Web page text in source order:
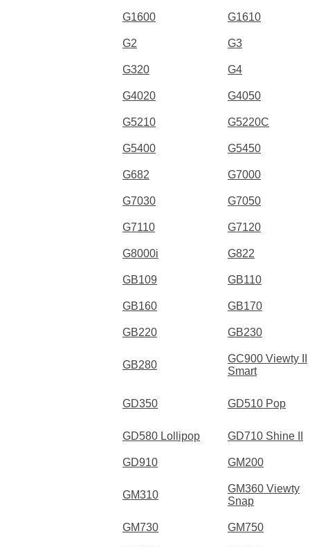
G1600 G1610
G2 G3
G320 G4
G4020 G4050
G5210 G5220C
G5400 G5450
G682 G7000
G7030 G7050
G7110 G7120
G8000i G822
GB109 GB110
GB160 GB170
GB220 GB230
GB280
GC900 Viewty II
Smart
GD350 GD510 Pop
GD580 Lollipop GD710 Shine II
GD910 GM200
GM310
GM360 Viewty
Snap
GM730 GM750